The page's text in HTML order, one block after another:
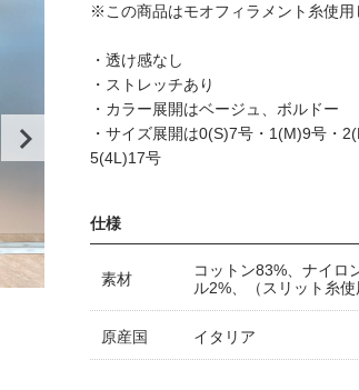
沖縄リウボウ店
155cm
沖
※この商品はモオフィラメント糸使用
・透け感なし
・ストレッチあり
・カラー展開はベージュ、ボルドー
・サイズ展開は0(S)7号・1(M)9号・
5(4L)17号
仕様
素材
コットン83%、ナイロ
ル2%、（スリット糸使
原産国 イタリア